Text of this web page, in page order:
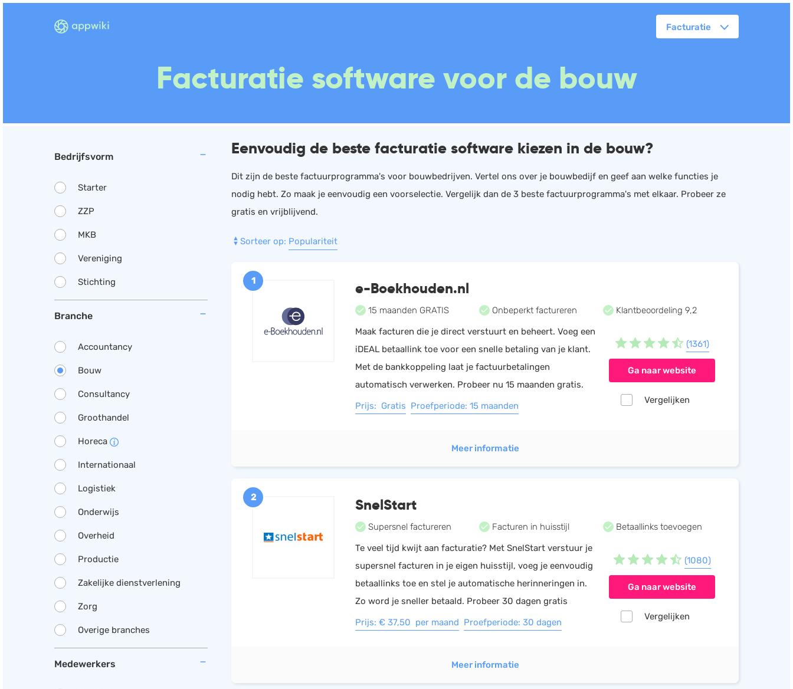
Facturatie
Incasso
CRM
Documentmanagement
Planning
Kassa
ERP
PSP
Website
Facturatie
Facturatie software voor de bouw
Eenvoudig de beste facturatie software kiezen in de bouw?
Dit zijn de beste factuurprogramma's voor bouwbedrijven. Vertel ons over je bouwbedijf en geef aan welke functies je
nodig hebt. Zo maak je eenvoudig een voorselectie. Vergelijk dan de 3 beste factuurprogramma's met elkaar. Probeer ze
gratis en vrijblijvend.
Sorteer op: Populariteit
1 e-Boekhouden.nl
15 maanden GRATIS Onbeperkt factureren
Klantbeoordeling 9,2
Maak facturen die je direct verstuurt en beheert. Voeg een
iDEAL betaallink toe voor een snelle betaling van je klant.
Met de bankkoppeling laat je factuurbetalingen
automatisch verwerken. Probeer nu 15 maanden gratis.
Prijs: Gratis Proefperiode: 15 maanden
(1361)
Ga naar website
Vergelijken
Meer informatie
2 SnelStart
Supersnel factureren Facturen in huisstijl
Betaallinks toevoegen
Te veel tijd kwijt aan facturatie? Met SnelStart verstuur je
supersnel facturen in je eigen huisstijl, voeg je eenvoudig
betaallinks toe en stel je automatische herinneringen in.
Zo word je sneller betaald. Probeer 30 dagen gratis
Prijs: € 37,50 per maand Proefperiode: 30 dagen
(1080)
Ga naar website
Vergelijken
Meer informatie
Bedrijfsvorm
Starter
ZZP
MKB
Vereniging
Stichting
Branche
Accountancy
Bouw
Consultancy
Groothandel
Horeca
Internationaal
Logistiek
Onderwijs
Overheid
Productie
Zakelijke dienstverlening
Zorg
Overige branches
Medewerkers